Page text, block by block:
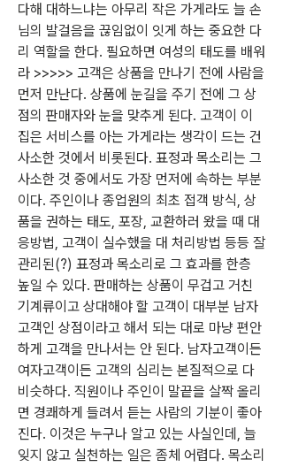
다해 대하느냐는 아무리 작은 가게라도 늘 손
님의 발걸음을 끊임없이 잇게 하는 중요한 다
리 역할을 한다. 필요하면 여성의 태도를 배워
라 >>>>> 고객은 상품을 만나기 전에 사람을
먼저 만난다. 상품에 눈길을 주기 전에 그 상
점의 판매자와 눈을 맞추게 된다. 고객이 이
집은 서비스를 아는 가게라는 생각이 드는 건
사소한 것에서 비롯된다. 표정과 목소리는 그
사소한 것 중에서도 가장 먼저에 속하는 부분
이다. 주인이나 종업원의 최초 접객 방식, 상
품을 권하는 태도, 포장, 교환하러 왔을 때 대
응방법, 고객이 실수했을 대 처리방법 등등 잘
관리된(?) 표정과 목소리로 그 효과를 한층
높일 수 있다. 판매하는 상품이 무겁고 거친
기계류이고 상대해야 할 고객이 대부분 남자
고객인 상점이라고 해서 되는 대로 마냥 편안
하게 고객을 만나서는 안 된다. 남자고객이든
여자고객이든 고객의 심리는 본질적으로 다
비슷하다. 직원이나 주인이 말끝을 살짝 올리
면 경쾌하게 들려서 듣는 사람의 기분이 좋아
진다. 이것은 누구나 알고 있는 사실인데, 늘
잊지 않고 실천하는 일은 좀체 어렵다. 목소리